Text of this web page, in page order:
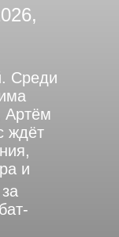
Среди
Артём
ждёт
и